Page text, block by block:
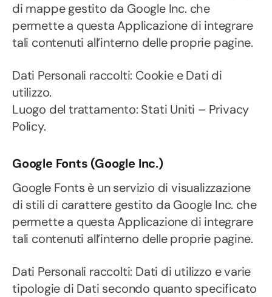
di mappe gestito da Google Inc. che
permette a questa Applicazione di integrare
tali contenuti all’interno delle proprie pagine.
Dati Personali raccolti: Cookie e Dati di
utilizzo.
Luogo del trattamento: Stati Uniti – Privacy
Policy.
Google Fonts (Google Inc.)
Google Fonts è un servizio di visualizzazione
di stili di carattere gestito da Google Inc. che
permette a questa Applicazione di integrare
tali contenuti all’interno delle proprie pagine.
Dati Personali raccolti: Dati di utilizzo e varie
tipologie di Dati secondo quanto specificato